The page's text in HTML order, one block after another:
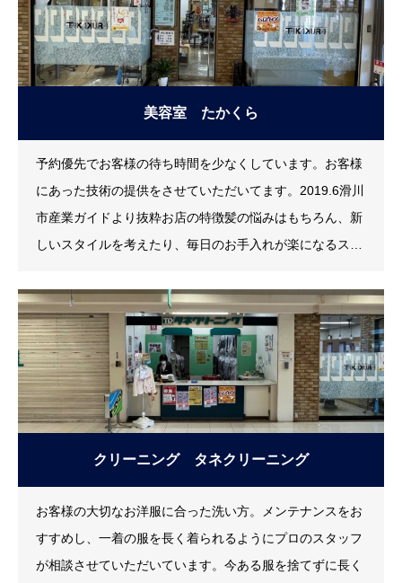
美容室 たかくら
予約優先でお客様の待ち時間を少なくしています。お客様
にあった技術の提供をさせていただいてます。2019.6滑川
市産業ガイドより抜粋お店の特徴髪の悩みはもちろん、新
しいスタイルを考えたり、毎日のお手入れが楽になるスタ
う。同性のお客様の女性らしさを引き出せる様、一人ひと
りに合ったヘアスタイル、カラーリングを提案します。日
頃のストレスを忘れて、疲れを取りに来ていただけるよう
なお店を目指しています。スタッフ一同皆様のお越し
クリーニング タネクリーニング
お客様の大切なお洋服に合った洗い方。メンテナンスをお
すすめし、一着の服を長く着られるようにプロのスタッフ
が相談させていただいています。今ある服を捨てずに長く